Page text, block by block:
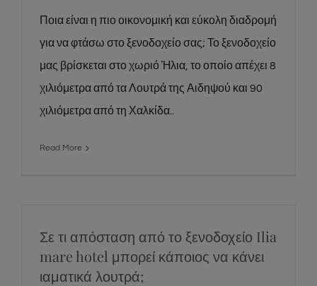
Ποια είναι η πιο οικονομική και εύκολη διαδρομή
για να φτάσω στο ξενοδοχείο σας; Το ξενοδοχείο
μας βρίσκεται στο χωριό Ήλια, το οποίο απέχει 8
χιλιόμετρα από τα Λουτρά της Αιδηψού και 90
χιλιόμετρα από τη Χαλκίδα..
Read More
Σε τι απόσταση από το ξενοδοχείο Ilia
mare hotel μπορεί κάποιος να κάνει
ιαματικά λουτρά;